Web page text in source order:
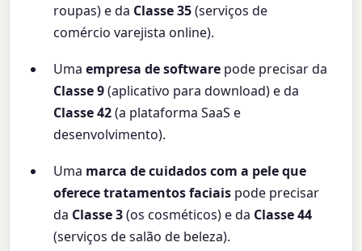
roupas) e da Classe 35(serviços de
comércio varejista online).
Umaempresa de software pode precisar da
Classe 9(aplicativo para download) e da
Classe 42(a plataforma SaaS e
desenvolvimento).
Uma marca de cuidados com a pele que
oferece tratamentos faciais pode precisar
da Classe 3(os cosméticos) e da Classe 44
(serviços de salão de beleza).